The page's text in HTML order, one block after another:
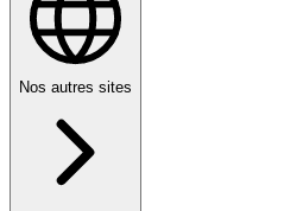
Nos autres sites